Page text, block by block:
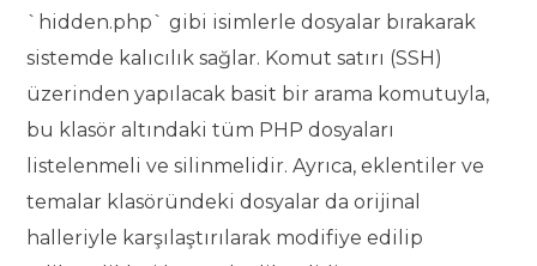
`hidden.php` gibi isimlerle dosyalar bırakarak
sistemde kalıcılık sağlar. Komut satırı (SSH)
üzerinden yapılacak basit bir arama komutuyla,
bu klasör altındaki tüm PHP dosyaları
listelenmeli ve silinmelidir. Ayrıca, eklentiler ve
temalar klasöründeki dosyalar da orijinal
halleriyle karşılaştırılarak modifiye edilip